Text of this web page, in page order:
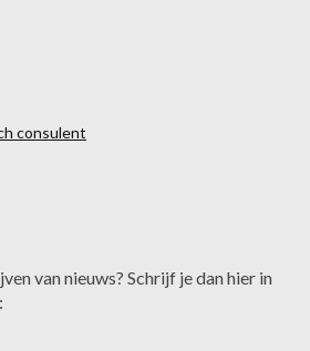
consulent
van nieuws? Schrijf je dan hier in